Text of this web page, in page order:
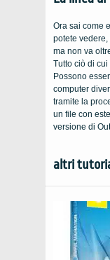
Ora sai come
potete
ma non va
Tutto ciò di
Possono
computer
tramite la
un file con
versione di
altri